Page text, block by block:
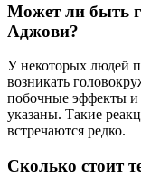
Может ли быть
Аджови?
У некоторых людей
возникать
побочные эффекты
указаны. Такие
встречаются редко.
Сколько стоит